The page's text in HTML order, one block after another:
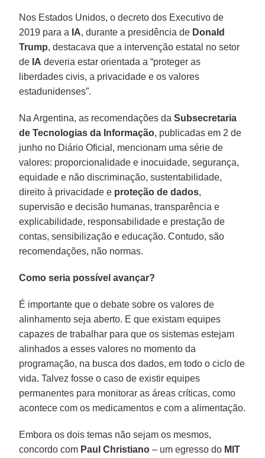
Nos Estados Unidos, o decreto dos Executivo de
2019 para a IA, durante a presidência de Donald
Trump, destacava que a intervenção estatal no setor
de IA deveria estar orientada a “proteger as
liberdades civis, a privacidade e os valores
estadunidenses”.
Na Argentina, as recomendações daSubsecretaria
de Tecnologias da Informação, publicadas em 2 de
junho no Diário Oficial, mencionam uma série de
valores: proporcionalidade e inocuidade, segurança,
equidade e não discriminação, sustentabilidade,
direito à privacidade e proteção de dados,
supervisão e decisão humanas, transparência e
explicabilidade, responsabilidade e prestação de
contas, sensibilização e educação. Contudo, são
recomendações, não normas.
Como seria possível avançar?
É importante que o debate sobre os valores de
alinhamento seja aberto. E que existam equipes
capazes de trabalhar para que os sistemas estejam
alinhados a esses valores no momento da
programação, na busca dos dados, em todo o ciclo de
vida. Talvez fosse o caso de existir equipes
permanentes para monitorar as áreas críticas, como
acontece com os medicamentos e com a alimentação.
Embora os dois temas não sejam os mesmos,
concordo com Paul Christiano – um egresso do MIT